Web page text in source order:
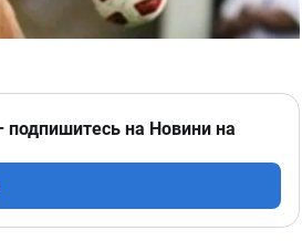
подпишитесь на Новини на